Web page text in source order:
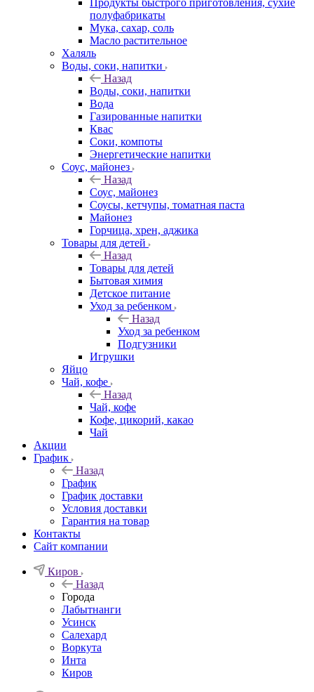
Продукты быстрого приготовления, сухие
полуфабрикаты
Мука, сахар, соль
Масло растительное
Халяль
Воды, соки, напитки
Назад
Воды, соки, напитки
Вода
Газированные напитки
Квас
Соки, компоты
Энергетические напитки
Соус, майонез
Назад
Соус, майонез
Соусы, кетчупы, томатная паста
Майонез
Горчица, хрен, аджика
Товары для детей
Назад
Товары для детей
Бытовая химия
Детское питание
Уход за ребенком
Назад
Уход за ребенком
Подгузники
Игрушки
Яйцо
Чай, кофе
Назад
Чай, кофе
Кофе, цикорий, какао
Чай
Акции
График
Назад
График
График доставки
Условия доставки
Гарантия на товар
Контакты
Сайт компании
Киров
Назад
Города
Лабытнанги
Усинск
Салехард
Воркута
Инта
Киров